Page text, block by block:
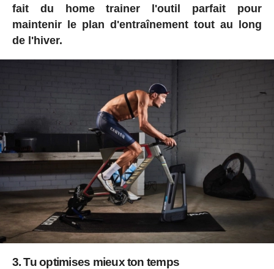
fait du home trainer l'outil parfait pour
maintenir le plan d'entraînement tout au long
de l'hiver.
3. Tu optimises mieux ton temps